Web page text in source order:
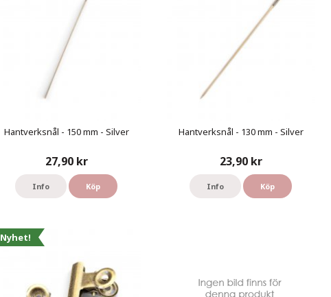
Hantverksnål - 150 mm - Silver
27,90 kr
Info Köp
Hantverksnål - 130 mm - Silver
23,90 kr
Info Köp
Nyhet!